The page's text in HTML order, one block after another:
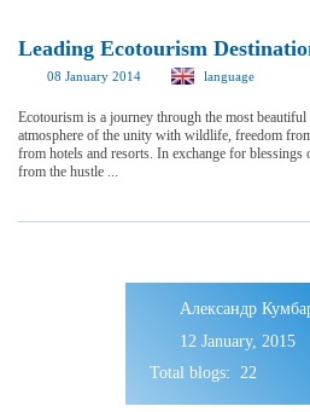
Leading Ecotourism
08 January 2014 language
Ecotourism is a journey through the most
atmosphere of the unity with wildlife, freedom
from hotels and resorts. In exchange for
from the hustle ...
Александр
12 January, 2015
Total blogs: 22